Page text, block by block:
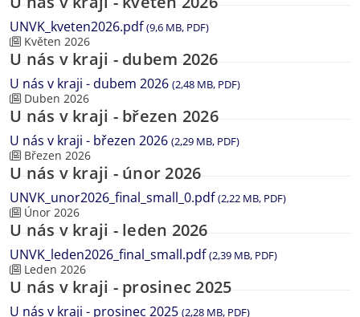
UNVK_kveten2026.pdf(9,6 MB, PDF)
Květen 2026
U nás v kraji - dubem 2026
U nás v kraji - dubem 2026 (2,48 MB, PDF)
Duben 2026
U nás v kraji - březen 2026
U nás v kraji - březen 2026 (2,29 MB, PDF)
Březen 2026
U nás v kraji - únor 2026
UNVK_unor2026_final_small_0.pdf(2,22 MB, PDF)
Únor 2026
U nás v kraji - leden 2026
UNVK_leden2026_final_small.pdf(2,39 MB, PDF)
Leden 2026
U nás v kraji - prosinec 2025
U nás v kraji - prosinec 2025 (2,28 MB, PDF)